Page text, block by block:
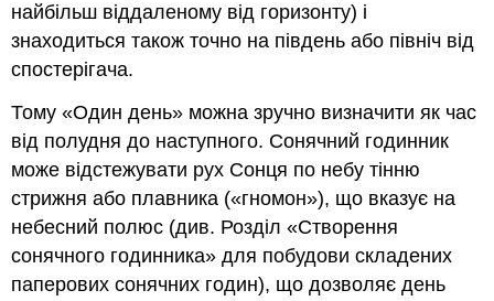
найбільш віддаленому від горизонту) і
знаходиться також точно на південь або північ від
спостерігача.
Тому «Один день» можна зручно визначити як час
від полудня до наступного. Сонячний годинник
може відстежувати рух Сонця по небу тінню
стрижня або плавника («гномон»), що вказує на
небесний полюс (див. Розділ «Створення
сонячного годинника» для побудови складених
паперових сонячних годин), що дозволяє день